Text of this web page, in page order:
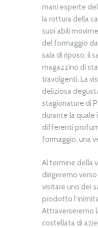
mani esperte
la rottura della
suoi abili
del formaggio
sala di riposo, il
magazzino di
travolgenti. La
deliziosa
stagionature di
durante la quale
differenti
formaggio, una
Al termine della
dirigeremo
visitare uno dei
prodotto
Attraverseremo
costellata di